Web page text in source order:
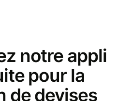
notre appli
pour la
de devises